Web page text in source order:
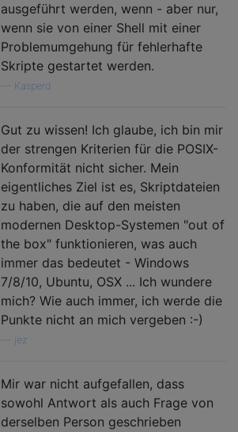
ausgeführt werden, wenn - aber nur,
wenn sie von einer Shell mit einer
Problemumgehung für fehlerhafte
Skripte gestartet werden.
Kasperd
Gut zu wissen! Ich glaube, ich bin mir
der strengen Kriterien für die POSIX-
Konformität nicht sicher. Mein
eigentliches Ziel ist es, Skriptdateien
zu haben, die auf den meisten
modernen Desktop-Systemen "out of
the box" funktionieren, was auch
immer das bedeutet - Windows
7/8/10, Ubuntu, OSX ... Ich wundere
mich? Wie auch immer, ich werde die
Punkte nicht an mich vergeben :-)
jez
Mir war nicht aufgefallen, dass
sowohl Antwort als auch Frage von
derselben Person geschrieben